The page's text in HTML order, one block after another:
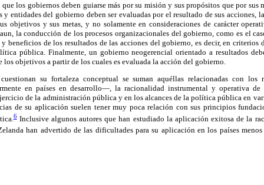
los gobiernos deben guiarse más por su misión y sus propósitos que por sus
y entidades del gobierno deben ser evaluadas por el resultado de sus acciones,
objetivos y sus metas, y no solamente en consideraciones de carácter
la conducción de los procesos organizacionales del gobierno, como es el
y beneficios de los resultados de las acciones del gobierno, es decir, en
pública. Finalmente, un gobierno neogerencial orientado a resultados
objetivos a partir de los cuales es evaluada la acción del gobierno.
su fortaleza conceptual se suman aquéllas relacionadas con los
en países en desarrollo—, la racionalidad instrumental y operativa
de la administración pública y en los alcances de la política pública en
de su aplicación suelen tener muy poca relación con sus principios
6Inclusive algunos autores que han estudiado la aplicación exitosa de la
han advertido de las dificultades para su aplicación en los países menos